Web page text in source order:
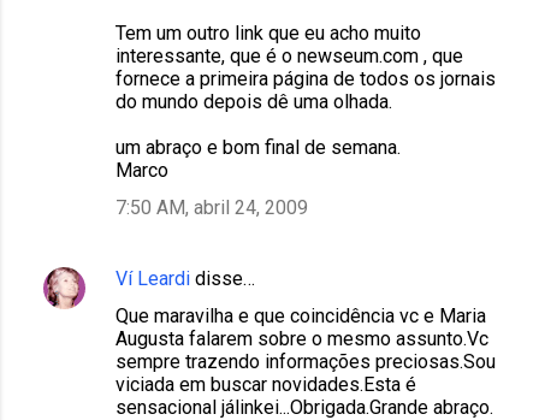
Tem um outro link que eu acho muito
interessante, que é o newseum.com , que
fornece a primeira página de todos os jornais
do mundo depois dê uma olhada.
um abraço e bom final de semana.
Marco
7:50 AM, abril 24, 2009
Ví Leardi disse…
Que maravilha e que coincidência vc e Maria
Augusta falarem sobre o mesmo assunto.Vc
sempre trazendo informações preciosas.Sou
viciada em buscar novidades.Esta é
sensacional jálinkei...Obrigada.Grande abraço.